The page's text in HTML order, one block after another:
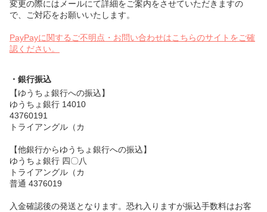
変更の際にはメールにて詳細をご案内をさせていただきますの
で、ご対応をお願いいたします。
PayPayに関するご不明点・お問い合わせはこちらのサイトをご確
認ください。
・銀行振込
【ゆうちょ銀行への振込】
ゆうちょ銀行 14010
43760191
トライアングル（カ
【他銀行からゆうちょ銀行への振込】
ゆうちょ銀行 四〇八
トライアングル（カ
普通 4376019
入金確認後の発送となります。恐れ入りますが振込手数料はお客